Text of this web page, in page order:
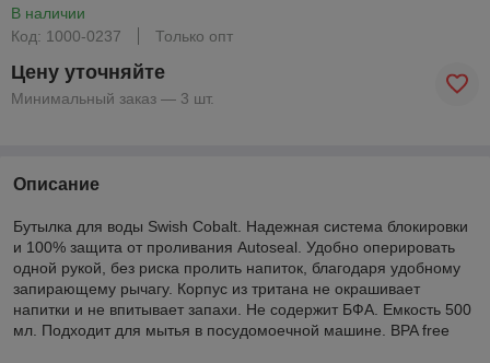
В наличии
Код: 1000-0237
Только опт
Цену уточняйте
Минимальный заказ — 3 шт.
Описание
Бутылка для воды Swish Cobalt. Надежная система блокировки
и 100% защита от проливания Autoseal. Удобно оперировать
одной рукой, без риска пролить напиток, благодаря удобному
запирающему рычагу. Корпус из тритана не окрашивает
напитки и не впитывает запахи. Не содержит БФА. Емкость 500
мл. Подходит для мытья в посудомоечной машине. BPA free